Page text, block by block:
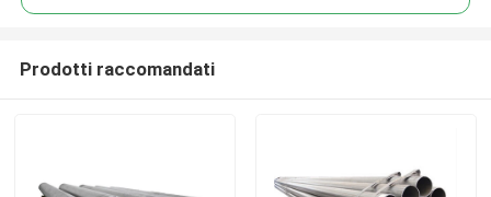
Prodotti raccomandati